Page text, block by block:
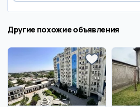
Другие похожие объявления